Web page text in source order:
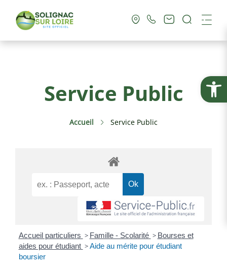
Ouvrir
Vie Pratique
Culture & Loisirs
Service Public
Service Public
Accueil Service Public
Accueil particuliers > Famille - Scolarité > Bourses et
aides pour étudiant > Aide au mérite pour étudiant
boursier